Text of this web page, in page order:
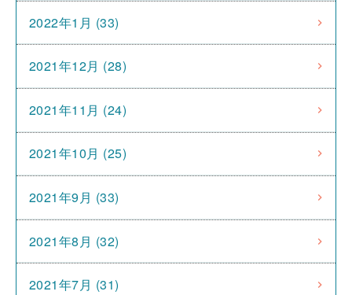
2022年1月 (33)
2021年12月 (28)
2021年11月 (24)
2021年10月 (25)
2021年9月 (33)
2021年8月 (32)
2021年7月 (31)